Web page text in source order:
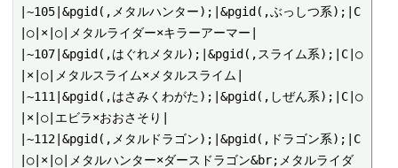
|~105|&pgid(,メタルハンター);|&pgid(,ぶっしつ系);|C
|○|×|○|メタルライダー×キラーアーマー|
|~107|&pgid(,はぐれメタル);|&pgid(,スライム系);|C|○
|×|○|メタルスライム×メタルスライム|
|~111|&pgid(,はさみくわがた);|&pgid(,しぜん系);|C|○
|×|○|エビラ×おおさそり|
|~112|&pgid(,メタルドラゴン);|&pgid(,ドラゴン系);|C
|○|×|○|メタルハンター×ダースドラゴン&br;メタルライダ